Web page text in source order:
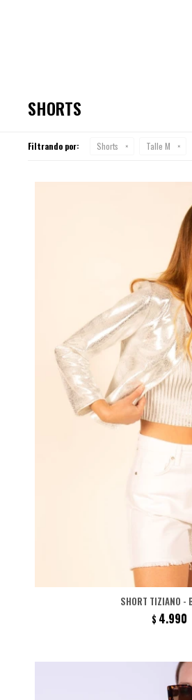
SHORTS
Filtrando por: Shorts Talle M
SHORT TIZIANO -
$ 4.990